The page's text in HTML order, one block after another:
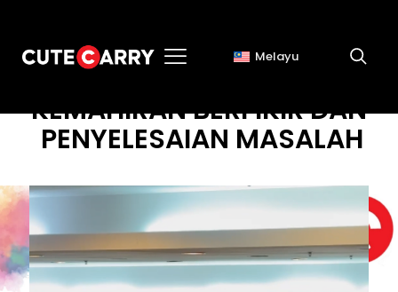
Melayu
KEMAHIRAN BERFIKIR DAN
PENYELESAIAN MASALAH